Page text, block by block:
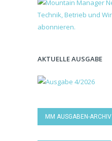
AKTUELLE AUSGABE
MM AUSGABEN-ARCHIV